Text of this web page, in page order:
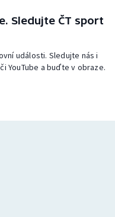
Sledujte ČT sport
události. Sledujte nás i
YouTube a buďte v obraze.